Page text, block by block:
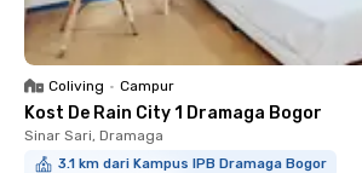
Coliving • Campur
Kost De Rain City 1 Dramaga Bogor
Sinar Sari, Dramaga
3.1 km dari Kampus IPB Dramaga Bogor